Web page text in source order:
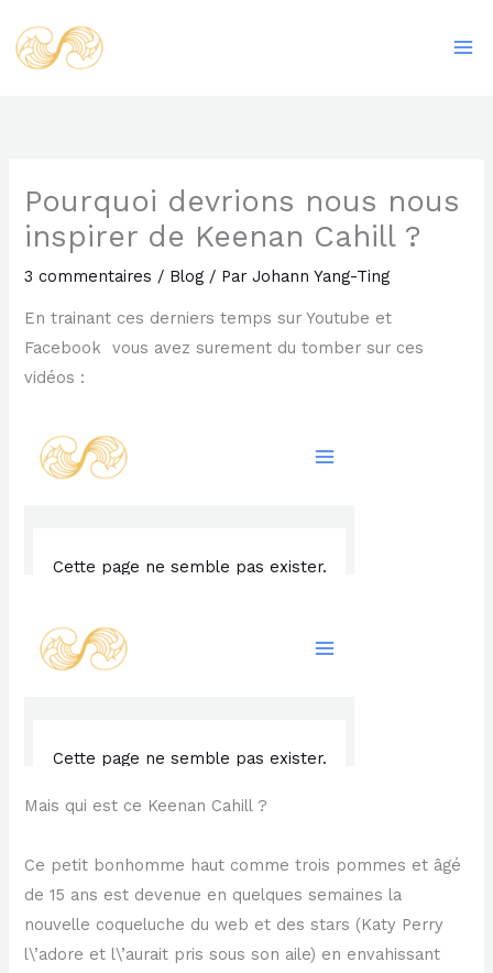
au
contenu
Pourquoi devrions nous nous
inspirer de Keenan Cahill ?
3 commentaires / Blog / ParJohann Yang-Ting
En trainant ces derniers temps sur Youtube et
Facebook vous avez surement du tomber sur ces
vidéos :
Mais qui est ce Keenan Cahill ?
Ce petit bonhomme haut comme trois pommes et âgé
de 15 ans est devenue en quelques semaines la
nouvelle coqueluche du web et des stars (Katy Perry
l\’adore et l\’aurait pris sous son aile) en envahissant